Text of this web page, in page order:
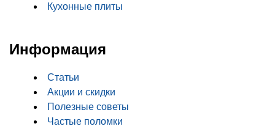
Кухонные плиты
Информация
Статьи
Акции и скидки
Полезные советы
Частые поломки